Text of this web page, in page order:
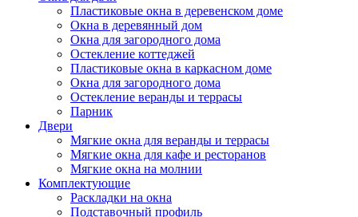
Пластиковые окна в деревенском доме
Окна в деревянный дом
Окна для загородного дома
Остекление коттеджей
Пластиковые окна в каркасном доме
Окна для загородного дома
Остекление веранды и террасы
Парник
Двери
Мягкие окна для веранды и террасы
Мягкие окна для кафе и ресторанов
Мягкие окна на молнии
Комплектующие
Раскладки на окна
Подставочный профиль